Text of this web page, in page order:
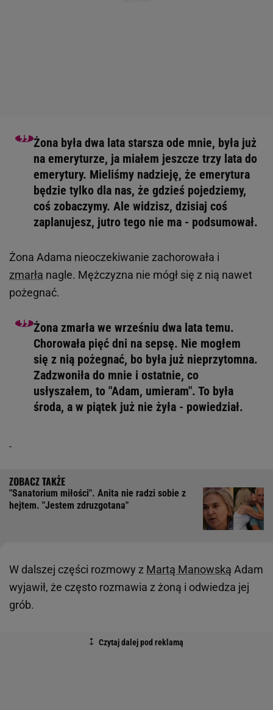
Żona była dwa lata starsza ode mnie, była już
na emeryturze, ja miałem jeszcze trzy lata do
emerytury. Mieliśmy nadzieję, że emerytura
będzie tylko dla nas, że gdzieś pojedziemy,
coś zobaczymy. Ale widzisz, dzisiaj coś
zaplanujesz, jutro tego nie ma - podsumował.
Żona Adama nieoczekiwanie zachorowała i
zmarła nagle. Mężczyzna nie mógł się z nią nawet
pożegnać.
Żona zmarła we wrześniu dwa lata temu.
Chorowała pięć dni na sepsę. Nie mogłem
się z nią pożegnać, bo była już nieprzytomna.
Zadzwoniła do mnie i ostatnie, co
usłyszałem, to "Adam, umieram". To była
środa, a w piątek już nie żyła - powiedział.
"Sanatorium miłości". Anita nie radzi sobie z
hejtem. "Jestem zdruzgotana"
W dalszej części rozmowy z Martą Manowską Adam
wyjawił, że często rozmawia z żoną i odwiedza jej
grób.